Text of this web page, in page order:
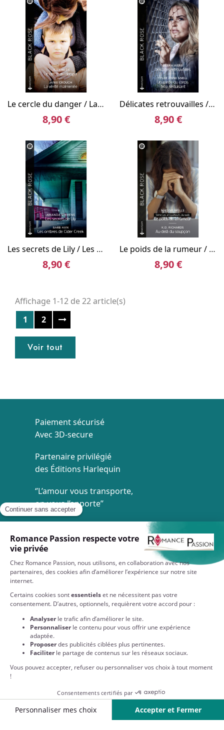
Le cercle du danger / La vérité malmenée
8,90 €
Délicates retrouvailles / Un garde du corps trop séduisant
8,90 €
Les secrets de Lily / Les ombres de Cider Creek
8,90 €
Le poids de la rumeur / Au-delà du soupçon
8,90 €
Affichage 1-12 de 22 article(s)
1
2
Voir tout
Paiement sécurisé
Avec 3D-secure
Partenaire privilégié
des Éditions Harlequin
‘’L’amour vous transporte,
on vous l’apporte’’
Dès 35€ d'achat
Service client
7/7 de 8h à 20h
À VOTRE SERVICE
EN SAVOIR PLUS SUR NOS COLLECTIONS
NOS PARTENAIRES
QUI SOMMES-NOUS ?
NOS ENGAGEMENTS